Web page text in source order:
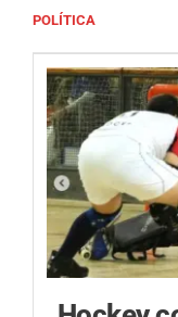
POLÍTICA